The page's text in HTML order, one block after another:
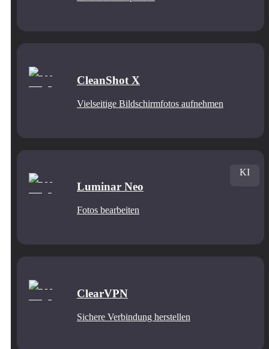
CleanShot X
Vielseitige Bildschirmfotos aufnehmen
Luminar Neo
Fotos bearbeiten
KI
ClearVPN
Sichere Verbindung herstellen